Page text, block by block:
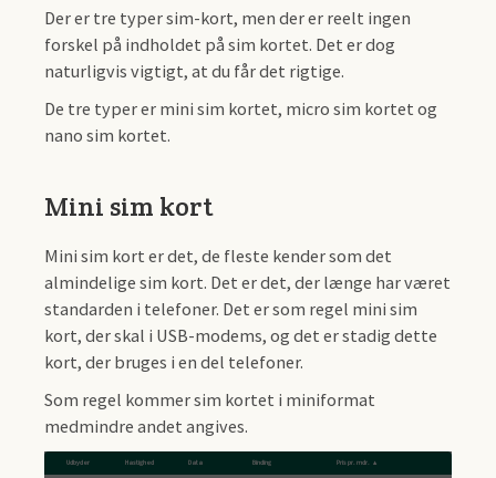
Der er tre typer sim-kort, men der er reelt ingen
forskel på indholdet på sim kortet. Det er dog
naturligvis vigtigt, at du får det rigtige.
De tre typer er mini sim kortet, micro sim kortet og
nano sim kortet.
Mini sim kort
Mini sim kort er det, de fleste kender som det
almindelige sim kort. Det er det, der længe har været
standarden i telefoner. Det er som regel mini sim
kort, der skal i USB-modems, og det er stadig dette
kort, der bruges i en del telefoner.
Som regel kommer sim kortet i miniformat
medmindre andet angives.
Udbyder Hastighed Data Binding Pris pr. mdr.